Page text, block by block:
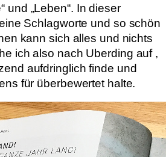
und „Leben“. In dieser
Schlagworte und so schön
kann sich alles und nichts
ich also nach Uberding auf ,
aufdringlich finde und
für überbewertet halte.